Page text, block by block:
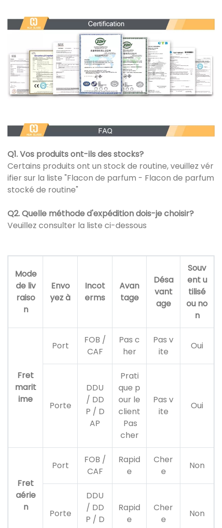
Q1. Vos produits ont-ils des stocks?
Certains produits ont un stock de routine, veuillez vér
ifier sur la liste "Flacon de parfum - Flacon de parfum
stocké de routine"
Q2. Quelle méthode d'expédition dois-je choisir?
Veuillez consulter la liste ci-dessous
Mode
de liv
raiso
n
Envo
yez à
Incot
erms
Avan
tage
Désa
vant
age
Souv
ent u
tilisé
ou no
n
Fret
marit
ime
Port
FOB /
CAF
Pas c
her
Pas v
ite
Oui
Porte
DDU
/ DD
P / D
AP
Prati
que p
our le
client
Pas
cher
Pas v
ite
Oui
Fret
aérie
n
Port
FOB /
CAF
Rapid
e
Cher
e
Non
Porte
DDU
/ DD
P / D
Rapid
e
Cher
e
Non